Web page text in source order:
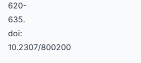
620-
635.
doi:
10.2307/800200